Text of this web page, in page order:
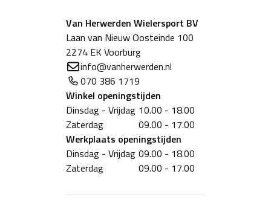
Van Herwerden Wielersport BV
Laan van Nieuw Oosteinde 100
2274 EK Voorburg
info@vanherwerden.nl
070 386 1719
Winkel openingstijden
Dinsdag - Vrijdag 10.00 - 18.00
Zaterdag
09.00 - 17.00
Werkplaats openingstijden
Dinsdag - Vrijdag 09.00 - 18.00
Zaterdag
09.00 - 17.00